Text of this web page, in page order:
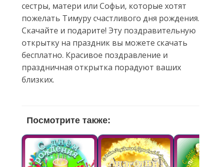
сестры, матери или Софьи, которые хотят
пожелать Тимуру счастливого дня рождения.
Скачайте и подарите! Эту поздравительную
открытку на праздник вы можете скачать
бесплатно. Красивое поздравление и
праздничная открытка порадуют ваших
близких.
Посмотрите также: